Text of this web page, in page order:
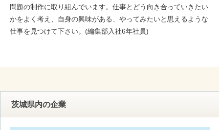
問題の制作に取り組んでいます。仕事とどう向き合っていきたい
かをよく考え、自身の興味がある、やってみたいと思えるような
仕事を見つけて下さい。(編集部入社6年社員)
茨城県内の企業